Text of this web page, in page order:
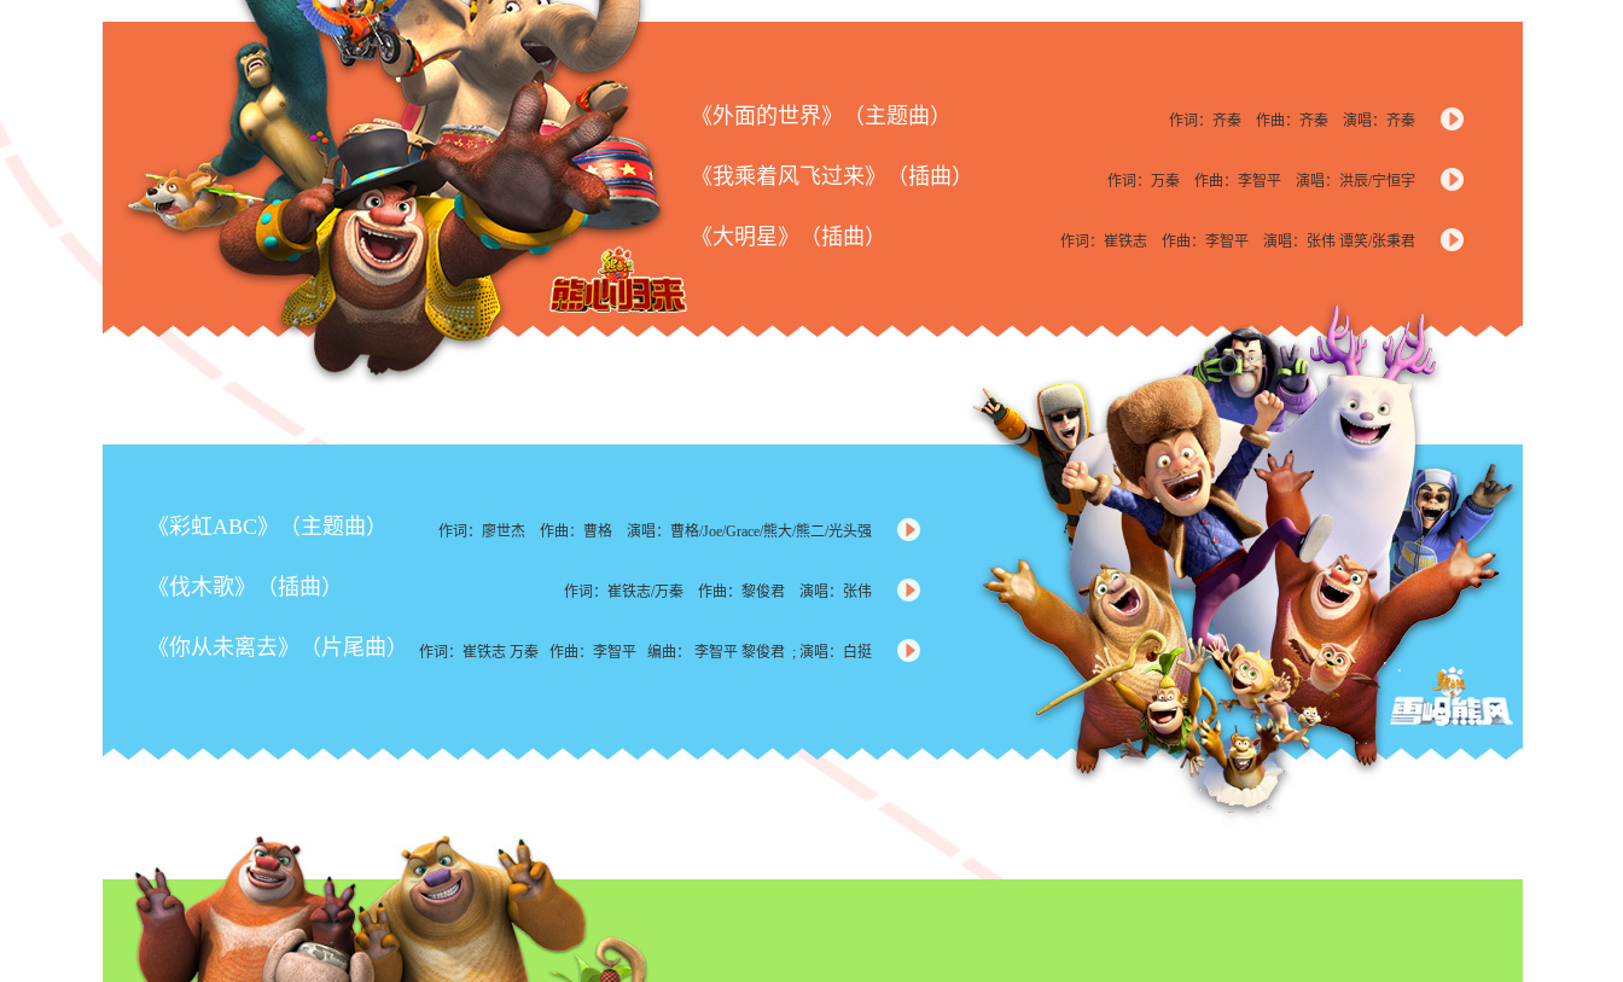
《外面的世界》（主题曲） 作词：齐秦 作曲：齐秦 演唱：齐秦
《我乘着风飞过来》（插曲） 作词：万秦 作曲：李智平 演唱：洪辰/宁恒宇
《大明星》（插曲） 作词：崔铁志 作曲：李智平 演唱：张伟 谭笑/张秉君
《彩虹ABC》（主题曲） 作词：廖世杰 作曲：曹格 演唱：曹格/Joe/Grace/熊大/熊二/光头强
《伐木歌》（插曲） 作词：崔铁志/万秦 作曲：黎俊君 演唱：张伟
《你从未离去》（片尾曲） 作词：崔铁志 万秦 作曲：李智平 编曲： 李智平 黎俊君 ; 演唱：白挺